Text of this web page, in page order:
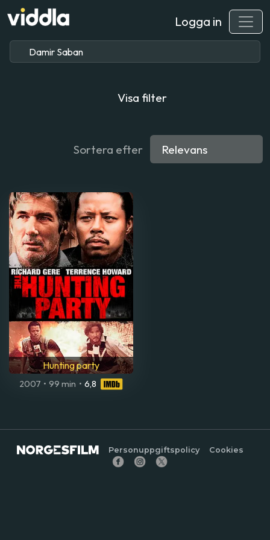
Logga in
Visa filter
Sortera efter
Hunting party
2007 • 99 min • 6,8
Personuppgiftspolicy Cookies